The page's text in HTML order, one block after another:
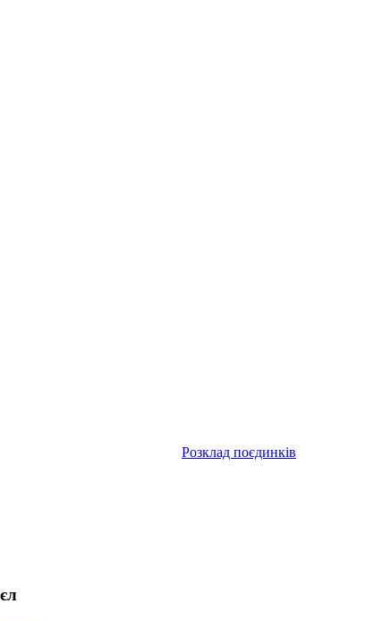
Розклад поєдинків